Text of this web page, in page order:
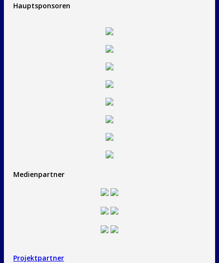
Hauptsponsoren
Medienpartner
Projektpartner